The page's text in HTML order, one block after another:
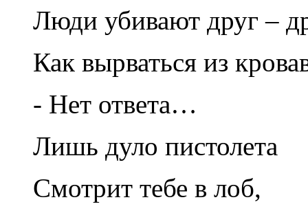
Люди убивают друг –
Как вырваться из
- Нет ответа…
Лишь дуло пистолета
Смотрит тебе в лоб,